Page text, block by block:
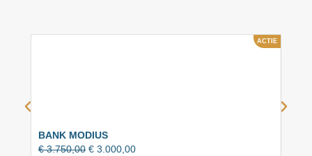
ACTIE
BANK MODIUS
€3.750,00 € 3.000,00